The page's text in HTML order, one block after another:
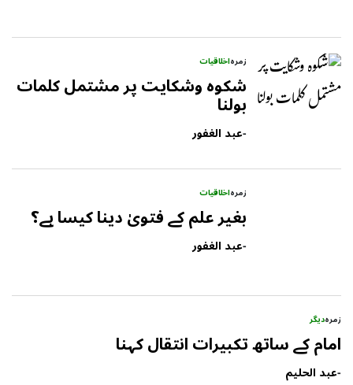
زمرہاخلاقیات
شکوہ وشکایت پر مشتمل کلمات
بولنا
-عبد الغفور
زمرہاخلاقیات
بغیر علم کے فتویٰ دینا کیسا ہے؟
-عبد الغفور
زمرہدیگر
امام کے ساتھ تکبیرات انتقال کہنا
-عبد الحلیم